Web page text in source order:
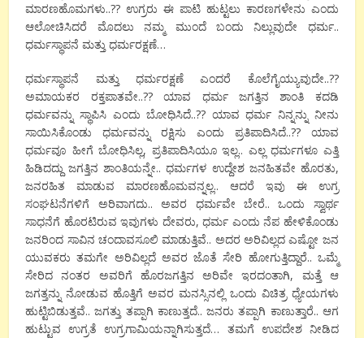
ಮಾರಣಹೊಮಗಳು..?? ಉಗ್ರರು ಈ ಪಾಟಿ ಹುಟ್ಟಲು ಕಾರಣಗಳೇನು ಎಂದು
ಆಲೋಚಿಸಿದರೆ ಮೊದಲು ನಮ್ಮ ಮುಂದೆ ಬಂದು ನಿಲ್ಲುವುದೇ ಧರ್ಮ..
ಧರ್ಮಸ್ಥಾಪನೆ ಮತ್ತು ಧರ್ಮರಕ್ಷಣೆ…
ಧರ್ಮಸ್ಥಾಪನೆ ಮತ್ತು ಧರ್ಮರಕ್ಷಣೆ ಎಂದರೆ ಕೊಲೆಗೈಯ್ಯುವುದೇ..??
ಅಮಾಯಕರ ರಕ್ತಪಾತವೇ..?? ಯಾವ ಧರ್ಮ ಜಗತ್ತಿನ ಶಾಂತಿ ಕದಡಿ
ಧರ್ಮವನ್ನು ಸ್ಥಾಪಿಸಿ ಎಂದು ಬೋಧಿಸಿದೆ..?? ಯಾವ ಧರ್ಮ ನಿನ್ನನ್ನು ನೀನು
ಸಾಯಿಸಿಕೊಂಡು ಧರ್ಮವನ್ನು ರಕ್ಷಿಸು ಎಂದು ಪ್ರತಿಪಾದಿಸಿದೆ..?? ಯಾವ
ಧರ್ಮವೂ ಹೀಗೆ ಬೋಧಿಸಿಲ್ಲ, ಪ್ರತಿಪಾದಿಸಿಯೂ ಇಲ್ಲ.. ಎಲ್ಲ ಧರ್ಮಗಳೂ ಎತ್ತಿ
ಹಿಡಿದದ್ದು ಜಗತ್ತಿನ ಶಾಂತಿಯನ್ನೇ.. ಧರ್ಮಗಳ ಉದ್ದೇಶ ಜನಹಿತವೇ ಹೊರತು,
ಜನರಹಿತ ಮಾಡುವ ಮಾರಣಹೊಮವನ್ನಲ್ಲ.. ಆದರೆ ಇವು ಈ ಉಗ್ರ
ಸಂಘಟನೆಗಳಿಗೆ ಅರಿವಾಗದು.. ಅವರ ಧರ್ಮವೇ ಬೇರೆ.. ಒಂದು ಸ್ವಾರ್ಥ
ಸಾಧನೆಗೆ ಹೊರಟಿರುವ ಇವುಗಳು ದೇವರು, ಧರ್ಮ ಎಂದು ನೆಪ ಹೇಳಿಕೊಂಡು
ಜನರಿಂದ ಸಾವಿನ ಚಂದಾವಸೂಲಿ ಮಾಡುತ್ತಿವೆ.. ಅದರ ಅರಿವಿಲ್ಲದ ಎಷ್ಟೋ ಜನ
ಯುವಕರು ತಮಗೇ ಅರಿವಿಲ್ಲದೆ ಅವರ ಜೊತೆ ಸೇರಿ ಹೋಗುತ್ತಿದ್ದಾರೆ.. ಒಮ್ಮೆ
ಸೇರಿದ ನಂತರ ಅವರಿಗೆ ಹೊರಜಗತ್ತಿನ ಅರಿವೇ ಇರದಂತಾಗಿ, ಮತ್ತೆ ಆ
ಜಗತ್ತನ್ನು ನೋಡುವ ಹೊತ್ತಿಗೆ ಅವರ ಮನಸ್ಸಿನಲ್ಲಿ ಒಂದು ವಿಚಿತ್ರ ಧ್ಯೇಯಗಳು
ಹುಟ್ಟಿಬಿಡುತ್ತವೆ.. ಜಗತ್ತು ತಪ್ಪಾಗಿ ಕಾಣುತ್ತದೆ.. ಜನರು ತಪ್ಪಾಗಿ ಕಾಣುತ್ತಾರೆ.. ಆಗ
ಹುಟ್ಟುವ ಉಗ್ರತೆ ಉಗ್ರಗಾಮಿಯನ್ನಾಗಿಸುತ್ತದೆ… ತಮಗೆ ಉಪದೇಶ ನೀಡಿದ